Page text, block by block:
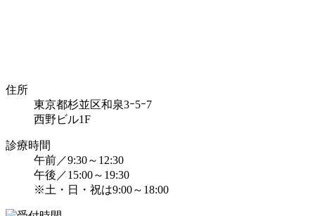
住所
東京都杉並区和泉3ｰ5ｰ7
西野ビル1F
診療時間
午前／9:30～12:30
午後／15:00～19:30
※土・日・祝は9:00～18:00